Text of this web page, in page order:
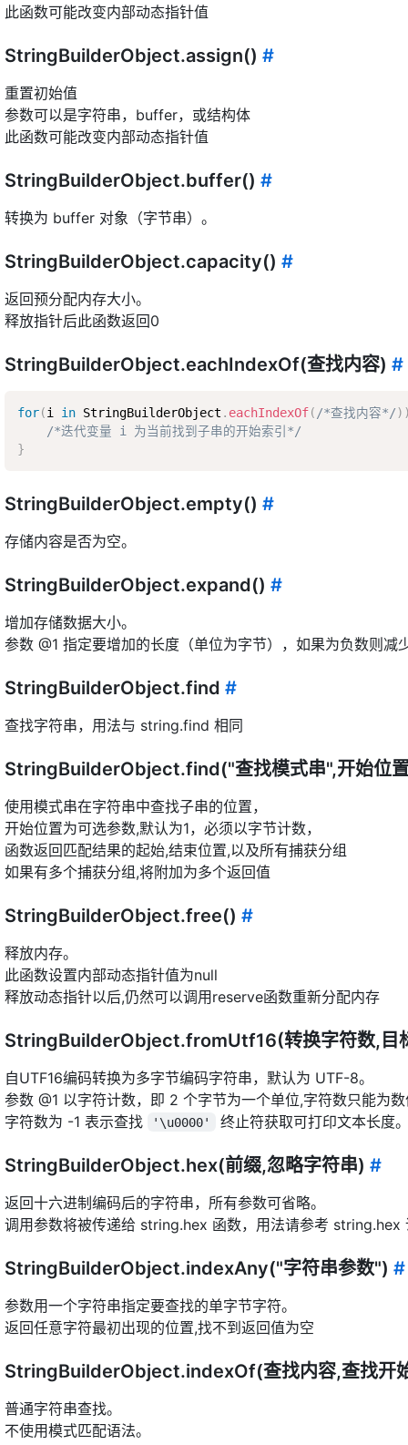
此函数可能改变内部动态指针值
StringBuilderObject.assign() #
重置初始值
参数可以是字符串，buffer，或结构体
此函数可能改变内部动态指针值
StringBuilderObject.buffer() #
转换为 buffer 对象（字节串）。
StringBuilderObject.capacity() #
返回预分配内存大小。
释放指针后此函数返回0
StringBuilderObject.eachIndexOf(查找内容) #
for(i in StringBuilderObject . eachIndexOf( /*查找内容*/)
/*迭代变量 i 为当前找到子串的开始索引*/
}
StringBuilderObject.empty() #
存储内容是否为空。
StringBuilderObject.expand() #
增加存储数据大小。
参数 @1 指定要增加的长度（单位为字节），如果为负数则减
StringBuilderObject.find #
查找字符串，用法与 string.find 相同
StringBuilderObject.find("查找模式串",开始位
使用模式串在字符串中查找子串的位置，
开始位置为可选参数,默认为1，必须以字节计数，
函数返回匹配结果的起始,结束位置,以及所有捕获分组
如果有多个捕获分组,将附加为多个返回值
StringBuilderObject.free() #
释放内存。
此函数设置内部动态指针值为null
释放动态指针以后,仍然可以调用reserve函数重新分配内存
StringBuilderObject.fromUtf16(转换字符数,目
自UTF16编码转换为多字节编码字符串，默认为 UTF-8。
参数 @1 以字符计数，即 2 个字节为一个单位,字符数只能为
字符数为 -1 表示查找
'\u0000' 终止符获取可打印文本长度
StringBuilderObject.hex(前缀,忽略字符串) #
返回十六进制编码后的字符串，所有参数可省略。
调用参数将被传递给 string.hex 函数，用法请参考 string.hex
StringBuilderObject.indexAny("字符串参数") #
参数用一个字符串指定要查找的单字节字符。
返回任意字符最初出现的位置,找不到返回值为空
StringBuilderObject.indexOf(查找内容,查找开
普通字符串查找。
不使用模式匹配语法。